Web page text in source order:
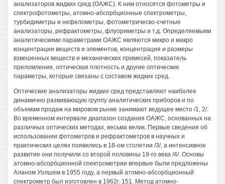
анализаторов жидких сред (ОАЖС). К ним относятся фотометры и
спектрофотометры, атомно-абсорбционные спектрометры,
турбидиметры и нефелометры, фотометрическо-счетные
анализаторы, рефрактометры, флуориметры и т.д. Определяемыми
аналитическими параметрами ОАЖС являются микро и макро
концентрации веществ и элементов, концентрация и размеры
взвешенных веществ и механических примесей, показатель
преломления, оптическая плотность и другие оптические
параметры, которые связаны с составом жидких сред.
Оптические анализаторы жидких сред представляют наиболее
динамично развивающую группу аналитических приборов и по
объемам продаж на мировом рынке занимают ведущее место /1, 2/.
Во временном интервале диапазон создания ОАЖС, основанных на
различных оптических методах, весьма велик. Первые сведения об
использовании фотометров и рефрактометров в научных и
практических целях появились в 18-ом столетии /3/, а интенсивное
развитие они получили со второй половины 19-го века /4/. Основы
атомно-абсорбционной спектрометрии впервые были предложены
Аланом Уолшем в 1955 году, а первый атомно-абсорбционный
спектрометр был изготовлен в 1962г. 151. Метод атомно-